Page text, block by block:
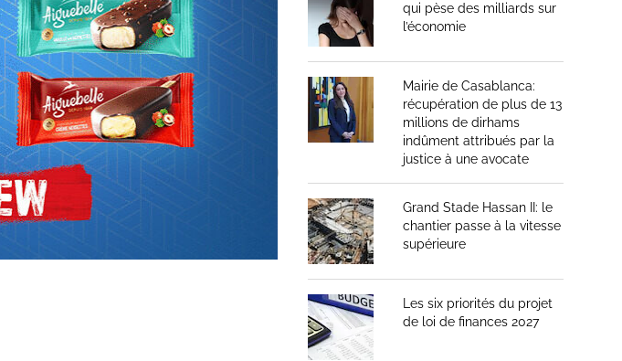
qui pèse des milliards sur
l’économie
Mairie de Casablanca:
récupération de plus de 13
millions de dirhams
indûment attribués par la
justice à une avocate
Grand Stade Hassan II: le
chantier passe à la vitesse
supérieure
Les six priorités du projet
de loi de finances 2027